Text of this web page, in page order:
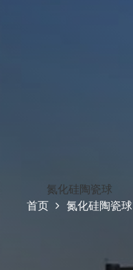
氮化硅陶瓷球
首页
氮化硅陶瓷球